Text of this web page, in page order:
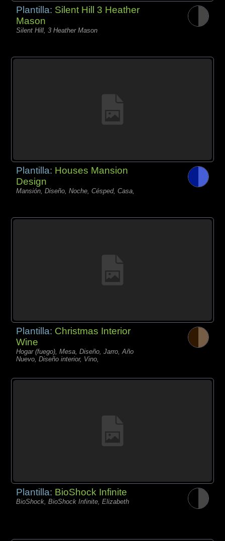
Plantilla: Silent Hill 3 Heather
Mason
Silent Hill, 3 Heather Mason
Plantilla: Houses Mansion
Design
Mansión, Diseño, Noche, Césped, Casa,
Plantilla: Christmas Interior
Wine
Hogar (fuego), Mesa, Diseño, Jarro, Año
Nuevo, Diseño interior, Vino,
Plantilla: BioShock Infinite
BioShock, BioShock Infinite, Elizabeth